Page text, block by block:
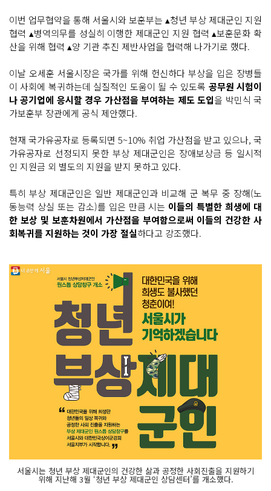
이번 업무협약을 통해 서울시와 보훈부는 ▴청년 부상 제대군인 지원
협력 ▴병역의무를 성실히 이행한 제대군인 지원 협력 ▴보훈문화 확
산을 위해 협력 ▴양 기관 추진 제반사업을 협력해 나가기로 했다.
이날 오세훈 서울시장은 국가를 위해 헌신하다 부상을 입은 장병들
이 사회에 복귀하는데 실질적인 도움이 될 수 있도록 공무원 시험이
나 공기업에 응시할 경우 가산점을 부여하는 제도 도입을 박민식 국
가보훈부 장관에게 공식 제안했다.
현재 국가유공자로 등록되면 5~10% 취업 가산점을 받고 있으나, 국
가유공자로 선정되지 못한 부상 제대군인은 장애보상금 등 일시적
인 지원금 외 별도의 지원을 받지 못하고 있다.
특히 부상 제대군인은 일반 제대군인과 비교해 군 복무 중 장해(노
동능력 상실 또는 감소)를 입은 만큼 시는 이들의 특별한 희생에 대
한 보상 및 보훈차원에서 가산점을 부여함으로써 이들의 건강한 사
회복귀를 지원하는 것이 가장 절실하다고 강조했다.
서울시는 청년 부상 제대군인의 건강한 삶과 공정한 사회진출을 지원하기
위해 지난해 3월 ‘청년 부상 제대군인 상담센터’를 개소했다.